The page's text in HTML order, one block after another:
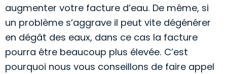
augmenter votre facture d’eau. De même, si
un problème s’aggrave il peut vite dégénérer
en dégât des eaux, dans ce cas la facture
pourra être beaucoup plus élevée. C’est
pourquoi nous vous conseillons de faire appel